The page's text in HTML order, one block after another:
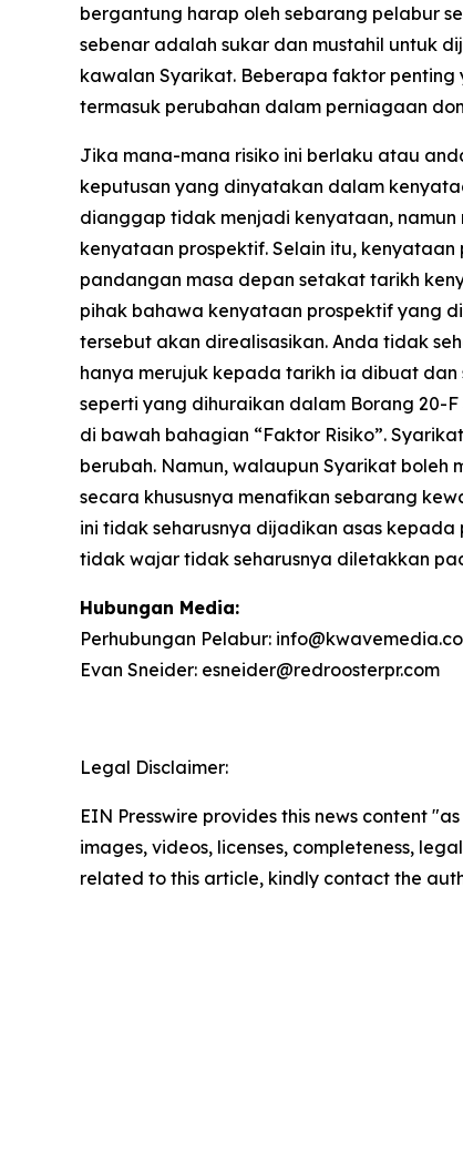
bergantung harap oleh sebarang pelabur
sebenar adalah sukar dan mustahil untuk
kawalan Syarikat. Beberapa faktor
termasuk perubahan dalam perniagaan
Jika mana-mana risiko ini berlaku atau
keputusan yang dinyatakan dalam
dianggap tidak menjadi kenyataan,
kenyataan prospektif. Selain itu,
pandangan masa depan setakat tarikh
pihak bahawa kenyataan prospektif yang
tersebut akan direalisasikan. Anda tidak
hanya merujuk kepada tarikh ia dibuat
seperti yang dihuraikan dalam Borang 20-
di bawah bahagian “Faktor Risiko”.
berubah. Namun, walaupun Syarikat
secara khususnya menafikan sebarang
ini tidak seharusnya dijadikan asas
tidak wajar tidak seharusnya diletakkan
Hubungan Media:
Perhubungan Pelabur:
Evan Sneider: esneider@redroosterpr.com
Legal Disclaimer:
EIN Presswire provides this news content
images, videos, licenses, completeness,
related to this article, kindly contact the